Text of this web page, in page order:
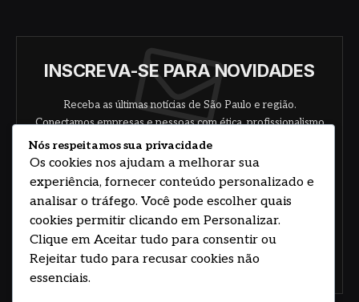
INSCREVA-SE PARA NOVIDADES
Receba as últimas notícias de São Paulo e região.
Conectamos empresas e pessoas com ética, profissionalismo
e responsabilidade.
Concorde com nossos termos e acordo de
Nós respeitamos sua privacidade
Os cookies nos ajudam a melhorar sua
experiência, fornecer conteúdo personalizado e
analisar o tráfego. Você pode escolher quais
cookies permitir clicando em Personalizar.
Clique em Aceitar tudo para consentir ou
Rejeitar tudo para recusar cookies não
essenciais.